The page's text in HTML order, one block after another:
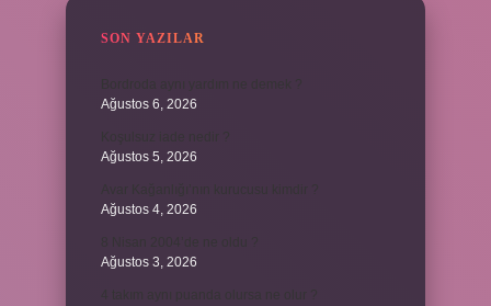
SON YAZILAR
Ağustos 6, 2026
Ağustos 5, 2026
Ağustos 4, 2026
Ağustos 3, 2026